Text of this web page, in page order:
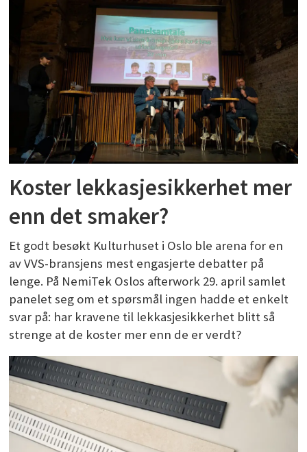
Koster lekkasjesikkerhet mer
enn det smaker?
Et godt besøkt Kulturhuset i Oslo ble arena for en
av VVS-bransjens mest engasjerte debatter på
lenge. På NemiTek Oslos afterwork 29. april samlet
panelet seg om et spørsmål ingen hadde et enkelt
svar på: har kravene til lekkasjesikkerhet blitt så
strenge at de koster mer enn de er verdt?